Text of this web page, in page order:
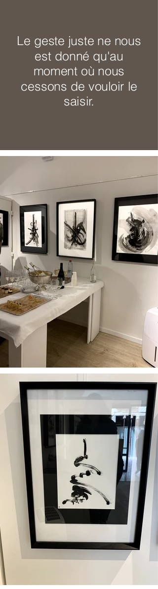
Le geste juste ne nous
est donné qu'au
moment où nous
cessons de vouloir le
saisir.